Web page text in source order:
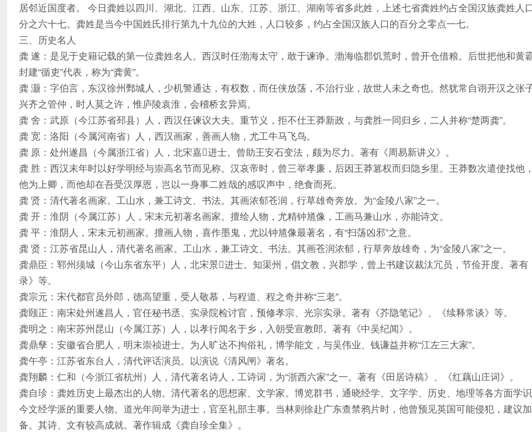
居邻近国度者。 今日龚姓以四川、湖北、江西、山东、江苏、浙江、湖南等省多此姓，上述七省龚姓约占全国汉族龚姓人
分之六十七。龚姓是当今中国姓氏排行第九十九位的大姓，人口较多，约占全国汉族人口的百分之零点一七。
三、历史名人
龚 遂：是见于史籍记载的第一位龚姓名人。西汉时任渤海太守，敢于谏诤。渤海临郡饥荒时，曾开仓借粮。后世把他和黄
封建“循吏”代表，称为“龚黄”。
龚 灏：字伯言，东汉徐州鄄城人，少机警通达，有权数，而任侠放荡，不治行业，故世人未之奇也。然犹常自诩开汉之张
兴齐之管仲，时人莫之许，惟庐陵袁淮，会稽桥玄异焉。
龚 舍：武原（今江苏省邳县）人，西汉任谏议大夫。重节义，拒不仕王莽新政，与龚胜一同归乡，二人并称“楚两龚”。
龚 宽：洛阳（今属河南省）人，西汉画家，善画人物，尤工牛马飞鸟。
龚 原：处州遂昌（今属浙江省）人，北宋嘉进士。曾助王安石变法，颇为尽力。著有《周易新讲义》。
龚 胜：西汉末年时以好学明经与崇高名节而见称。汉哀帝时，曾三举孝廉，后因王莽篡权而归隐乡里。王莽数次遣使找他
他为上卿，而他却在吾受汉厚恩，岂以一身事二姓哉的感叹声中，绝食而死。
龚 贤：清代著名画家。工山水，兼工诗文、书法。其画浓郁苍润，行草雄奇奔放。为“金陵八家”之一。
龚 开：淮阴（今属江苏）人，宋末元初著名画家。擅绘人物，尤精钟馗像，工画马兼山水，亦能诗文。
龚 平：淮阴人，宋末元初画家。擅画人物，喜作墨鬼，尤以钟馗像最著名，有“扫荡凶邪”之意。
龚 贤：江苏省昆山人，清代著名画家。工山水，兼工诗文、书法。其画苍润浓郁，行草奔放雄奇，为“金陵八家”之一。
龚鼎臣：郓州须城（今山东省东平）人，北宋景进士。知渠州，倡文教，兴郡学，曾上书建议裁汰冗员，节俭开度。著有
录》等。
龚宗元：宋代都官员外郎，德高望重，受人敬慕，与程道、程之奇并称“三老”。
龚颐正：南宋处州遂昌人，官任秘书丞、实录院检讨官，预修孝宗、光宗实录。著有《芥隐笔记》、《续释常谈》等。
龚明之：南宋苏州昆山（今属江苏）人，以孝行闻名于乡，入朝受宣教郎。著有《中吴纪闻》。
龚鼎孳：安徽省合肥人，明末崇祯进士。为人旷达不拘俗礼，博学能文，与吴伟业、钱谦益并称“江左三大家”。
龚午亭：江苏省东台人，清代评话演员。以演说《清风闸》著名。
龚翔麟：仁和（今浙江省杭州）人，清代著名诗人，工诗词，为“浙西六家”之一。著有《田居诗稿》、《红藕山庄词》。
龚自珍：龚姓历史上最杰出的人物。清代著名的思想家、文学家。博览群书，通晓经学、文字学、历史、地理等各方面学
今文经学派的重要人物。道光年间举为进士，官至礼部主事。当林则徐赴广东查禁鸦片时，他曾预见英国可能侵犯，建议
备。其诗、文有较高成就。著作辑成《龚自珍全集》。